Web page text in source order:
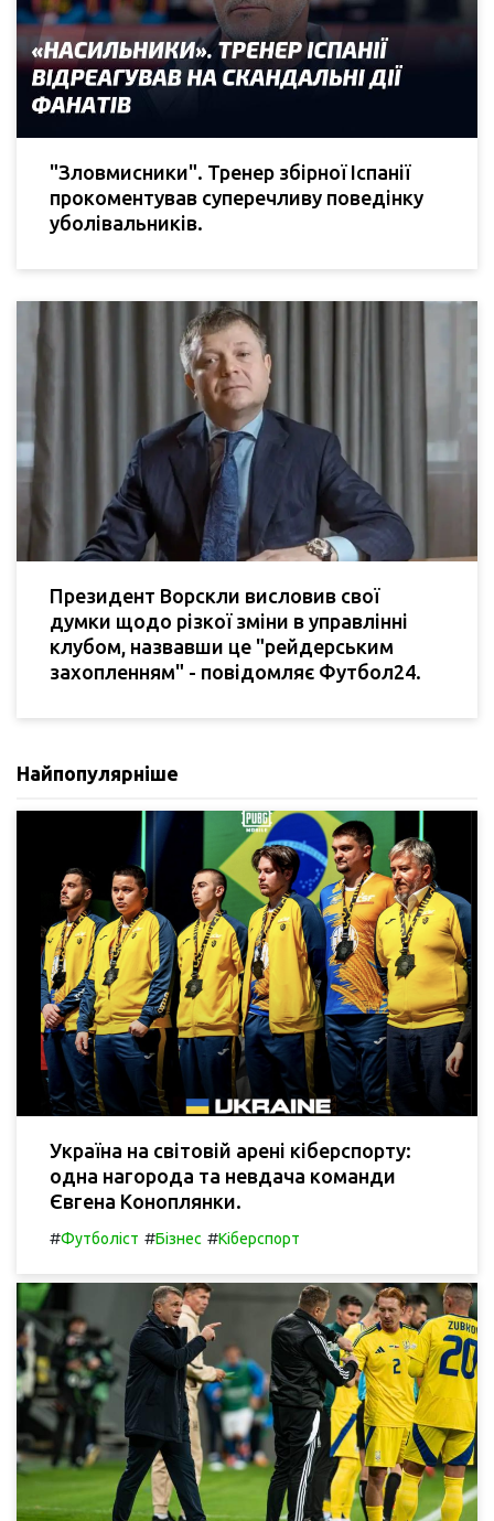
"Зловмисники". Тренер збірної Іспанії
прокоментував суперечливу поведінку
уболівальників.
Президент Ворскли висловив свої
думки щодо різкої зміни в управлінні
клубом, назвавши це "рейдерським
захопленням" - повідомляє Футбол24.
Найпопулярніше
Україна на світовій арені кіберспорту:
одна нагорода та невдача команди
Євгена Коноплянки.
#Футболіст #Бізнес #Кіберспорт